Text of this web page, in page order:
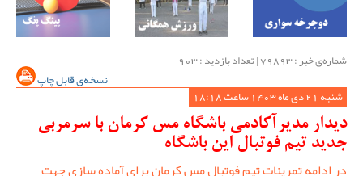
شماره‌ی خبر : ‌79893 | تعداد بازدید : 903
نسخه‌ی قابل چاپ
شنبه 21 دی ماه 1403 ساعت 18:18
دیدار مدیرآکادمی باشگاه مس کرمان با سرمربی
جدید تیم فوتبال این باشگاه
در ادامه تمرینات تیم فوتبال مس کرمان برای آماده سازی جهت